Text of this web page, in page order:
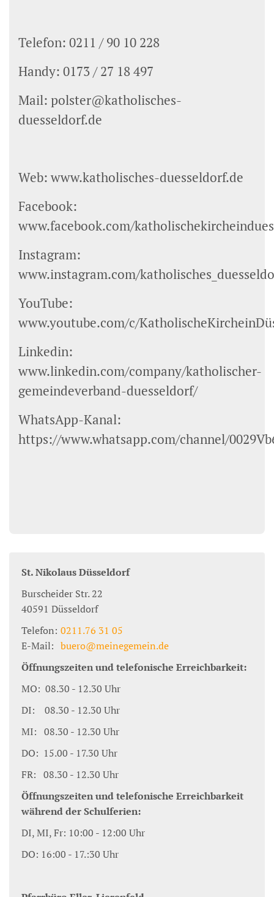
Telefon: 0211 / 90 10 228
Handy: 0173 / 27 18 497
Mail: polster@katholisches-
duesseldorf.de
Web: www.katholisches-duesseldorf.de
Facebook:
www.facebook.com/
Instagram:
www.instagram.com/
YouTube:
www.youtube.com/c/
Linkedin:
www.linkedin.com/company/katholischer-
gemeindeverband-duesseldorf/
WhatsApp-Kanal:
https://www.whatsapp.com/channel/
St. Nikolaus Düsseldorf
Burscheider Str. 22
40591 Düsseldorf
Telefon: 0211.76 31 05
E-Mail: buero@meinegemein.de
Öffnungszeiten und telefonische Erreichbarkeit:
MO: 08.30 - 12.30 Uhr
DI: 08.30 - 12.30 Uhr
MI: 08.30 - 12.30 Uhr
DO: 15.00 - 17.30 Uhr
FR: 08.30 - 12.30 Uhr
Öffnungszeiten und telefonische Erreichbarkeit
während der Schulferien:
DI, MI, Fr: 10:00 - 12:00 Uhr
DO: 16:00 - 17.:30 Uhr